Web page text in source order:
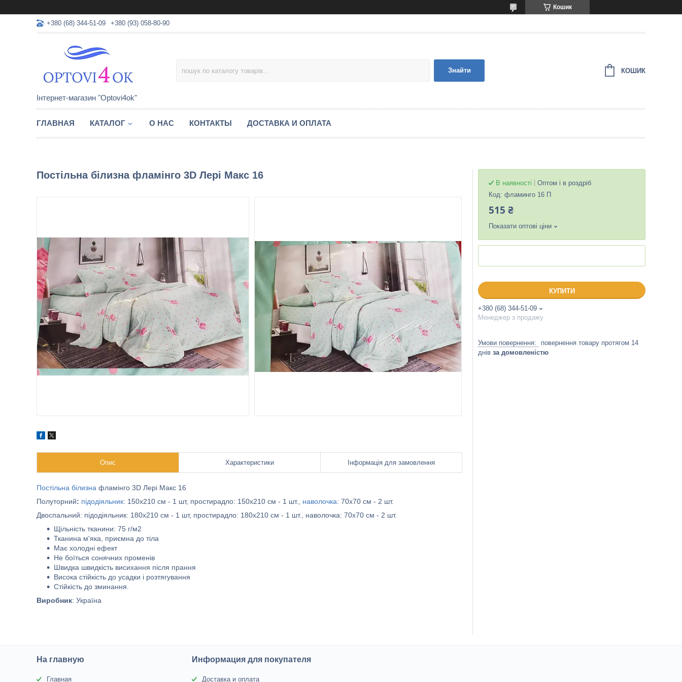
Кошик
+380 (68) 344-51-09 +380 (93) 058-80-90
Інтернет-магазин "Optovi4ok"
Знайти КОШИК
ГЛАВНАЯ КАТАЛОГ О НАС КОНТАКТЫ ДОСТАВКА И ОПЛАТА
Постільна білизна фламінго 3D Лері Макс 16
Опис Характеристики Інформація для замовлення
Постільна білизна фламінго 3D Лері Макс 16
Полуторний: підодіяльник: 150х210 см - 1 шт, простирадло: 150х210 см - 1 шт., наволочка: 70х70 см - 2 шт.
Двоспальний: підодіяльник: 180х210 см - 1 шт, простирадло: 180х210 см - 1 шт., наволочка: 70х70 см - 2 шт.
Щільність тканини: 75 г/м2
Тканина м'яка, приємна до тіла
Має холодні ефект
Не боїться сонячних променів
Швидка швидкість висихання після прання
Висока стійкість до усадки і розтягування
Стійкість до зминання.
Виробник: Україна
В наявності
Оптом і в роздріб
Код: фламинго 16 П
515 ₴
Показати оптові ціни
КУПИТИ
+380 (68) 344-51-09
Менеджер з продажу
повернення товару протягом 14
днів за домовленістю
На главную
Главная
Информация для покупателя
Доставка и оплата